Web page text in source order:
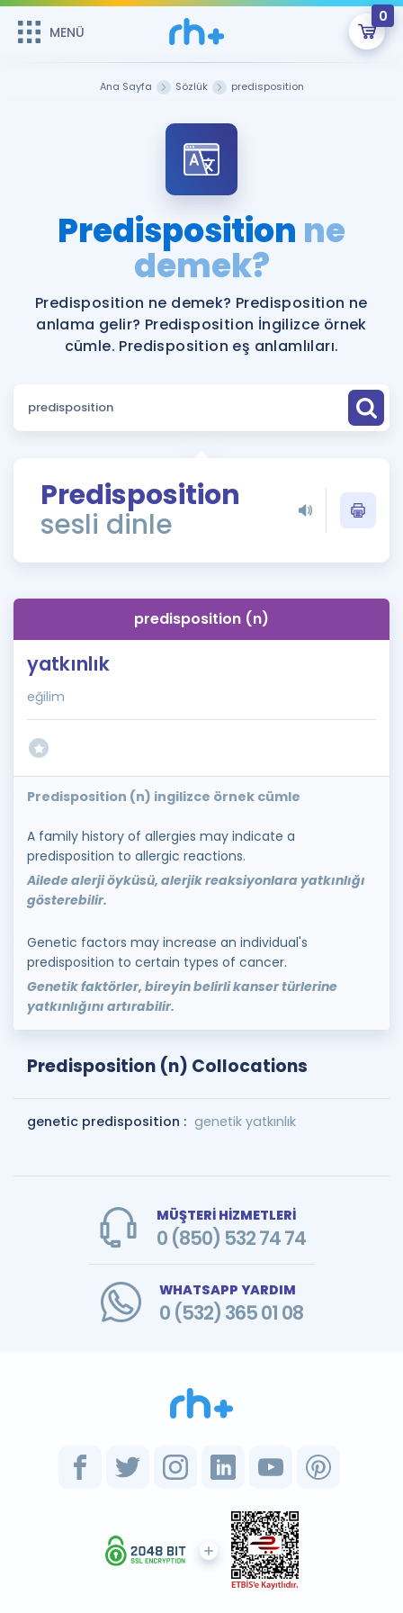
MENÜ
0
Şifremi Hatırlamıyorum
Sepetin Şu An Boş.
Remzi Hoca ile seni sınava hazırlayacak onlarca eğitim seni
bekliyor!
MENÜ
Katılımcı Görüşleri
Faydalı Araçlar
Ücretsiz Kaynaklar
Puan Hesaplama
ÖSYM Sınav Takvimi
Kampanyalar
İngilizce Gramer
İngilizce Gramer
Ana Sayfa Sözlük predisposition
Predisposition ne
demek?
Predisposition ne demek? Predisposition ne
anlama gelir? Predisposition İngilizce örnek
cümle. Predisposition eş anlamlıları.
Predisposition
sesli dinle
predisposition (n)
yatkınlık
eğilim
Predisposition (n) ingilizce örnek cümle
A family history of allergies may indicate a
predisposition to allergic reactions.
Ailede alerji öyküsü, alerjik reaksiyonlara yatkınlığı
gösterebilir.
Genetic factors may increase an individual's
predisposition to certain types of cancer.
Genetik faktörler, bireyin belirli kanser türlerine
yatkınlığını artırabilir.
Predisposition (n) Collocations
genetic predisposition : genetik yatkınlık
MÜŞTERİ HİZMETLERİ
0 (850) 532 74 74
WHATSAPP YARDIM
0 (532) 365 01 08